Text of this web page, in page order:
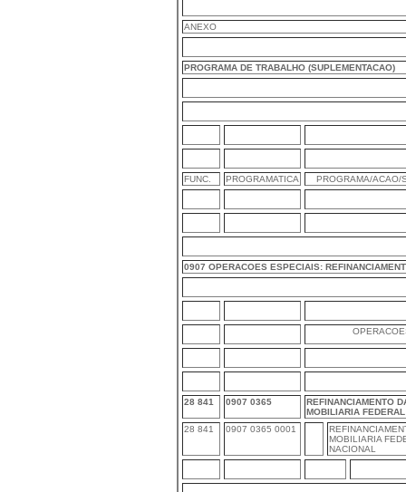
ANEXO
PROGRAMA DE TRABALHO (SUPLEMENTACAO)
FUNC. PROGRAMATICA PROGRAMA/ACAO/
0907 OPERACOES ESPECIAIS:
28 841 0907 0365
REFINANCIAMENTO
MOBILIARIA
28 841
0907 0365 0001
MOBILIARIA
NACIONAL